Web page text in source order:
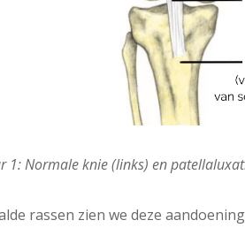
1: Normale knie (links) en
rassen zien we deze